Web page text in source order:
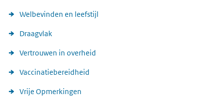
Welbevinden en leefstijl
Draagvlak
Vertrouwen in overheid
Vaccinatiebereidheid
Vrije Opmerkingen